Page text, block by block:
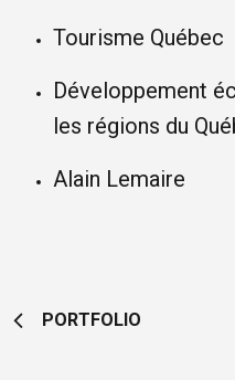
Tourisme Québec
Développement
les régions du
Alain Lemaire
PORTFOLIO